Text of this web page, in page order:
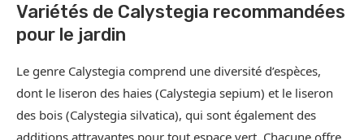
Variétés de Calystegia recommandées
pour le jardin
Le genre Calystegia comprend une diversité d’espèces,
dont le liseron des haies (Calystegia sepium) et le liseron
des bois (Calystegia silvatica), qui sont également des